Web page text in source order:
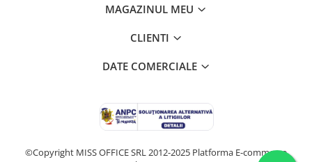
MAGAZINUL MEU
CLIENTI
DATE COMERCIALE
©Copyright MISS OFFICE SRL 2012-2025 Platforma E-commerce